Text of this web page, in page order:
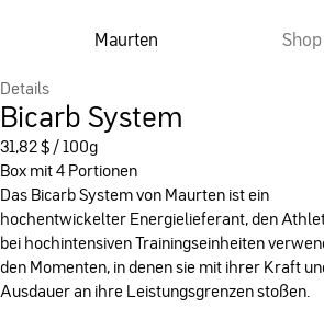
Maurten Shop
Details
Bicarb System
31,82$ / 100g
Box mit 4 Portionen
Das Bicarb System von Maurten ist ein
hochentwickelter Energielieferant, den
bei hochintensiven Trainingseinheiten
den Momenten, in denen sie mit ihrer Kraft
Ausdauer an ihre Leistungsgrenzen stoßen.